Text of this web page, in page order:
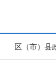
区（市）县